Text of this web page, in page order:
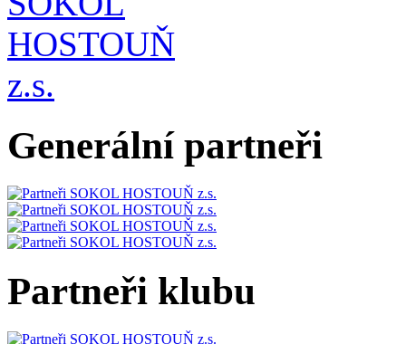
Generální partneři
Partneři klubu